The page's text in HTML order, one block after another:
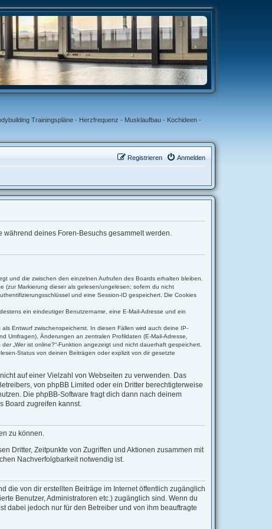
Trainingspläne - Herzfrequenz - Musklaufbau - Kochideen -
Anmelden
Registrieren
während deines Foren-Besuchs gesammelt werden.
und die zwischen den einzelnen Aufrufen des Boards erhalten bleiben.
(zur Markierung dieser als gelesen/ungelesen; sofern du nicht
und eine Session-ID gespeichert. Die Cookies
ein eindeutiger Benutzername, eine E-Mail-Adresse und ein
Entwurf zwischenspeicherst. In diesen Fällen wird auch deine IP-
Umfragen), Änderungen an zentralen Profildaten (E-Mail-Adresse,
„Wer ist online?“-Funktion angezeigt und nicht dauerhaft gespeichert.
Status von deinen Beiträgen oder explizit von dir gesetzte
auf einer Vielzahl von Webseiten zu verwenden. Das
von phpBB Limited oder ein Dritter berechtigterweise
Die phpBB-Software fragt dich dann nach deinem
Board zugreifen kannst.
zu können.
Dritter, Zeitpunkte von Zugriffen und Aktionen zusammen mit
Nachverfolgbarkeit notwendig ist.
die von dir erstellten Beiträge im Internet öffentlich zugänglich
Benutzer, Administratoren etc.) zugänglich sind. Wenn du
dabei jedoch nur für den Betreiber und von ihm beauftragte